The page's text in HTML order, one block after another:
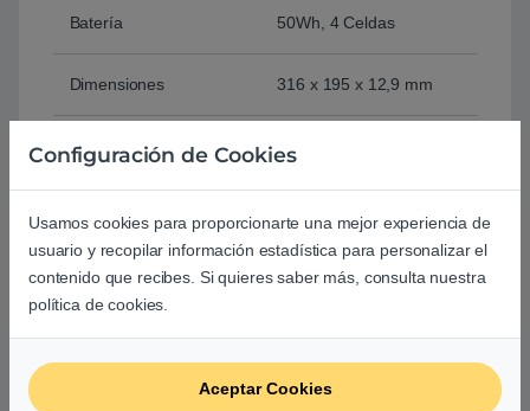
Batería 50Wh, 4 Celdas
Dimensiones 316 x 195 x 12,9 mm
Peso 1,1 Kg
Comprar ASUS UX392FA-AB004T i7 8565 16GB 512GB
Basado en 0 reseñas
Configuración de Cookies
Usamos cookies para proporcionarte una mejor experiencia de
usuario y recopilar información estadística para personalizar el
contenido que recibes. Si quieres saber más, consulta nuestra
política de cookies.
Aceptar Cookies